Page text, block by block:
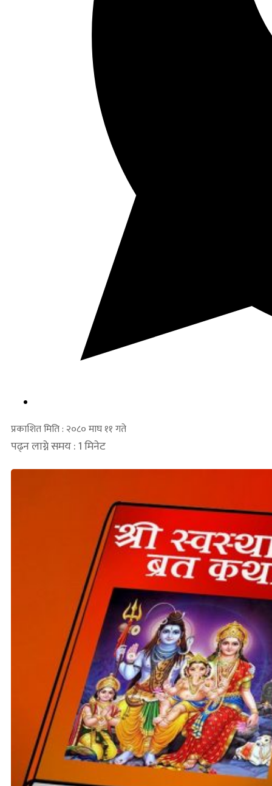
प्रकाशित मिति : २०८० माघ ११ गते
पढ्न लाग्ने समय : 1 मिनेट